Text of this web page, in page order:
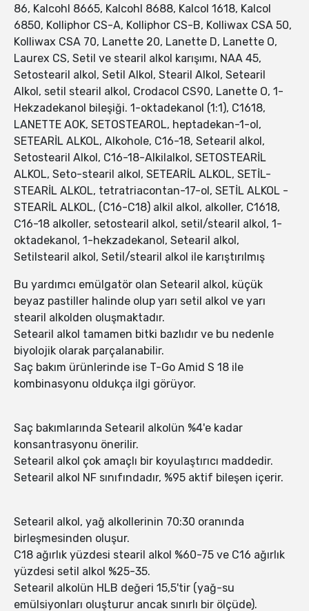
86, Kalcohl 8665, Kalcohl 8688, Kalcol 1618, Kalcol
6850, Kolliphor CS-A, Kolliphor CS-B, Kolliwax CSA 50,
Kolliwax CSA 70, Lanette 20, Lanette D, Lanette O,
Laurex CS, Setil ve stearil alkol karışımı, NAA 45,
Setostearil alkol, Setil Alkol, Stearil Alkol, Setearil
Alkol, setil stearil alkol, Crodacol CS90, Lanette O, 1-
Hekzadekanol bileşiği. 1-oktadekanol (1:1), C1618,
LANETTE AOK, SETOSTEAROL, heptadekan-1-ol,
SETEARİL ALKOL, Alkohole, C16-18, Setearil alkol,
Setostearil Alkol, C16-18-Alkilalkol, SETOSTEARİL
ALKOL, Seto-stearil alkol, SETEARİL ALKOL, SETİL-
STEARİL ALKOL, tetratriacontan-17-ol, SETİL ALKOL -
STEARİL ALKOL, (C16-C18) alkil alkol, alkoller, C1618,
C16-18 alkoller, setostearil alkol, setil/stearil alkol, 1-
oktadekanol, 1-hekzadekanol, Setearil alkol,
Setilstearil alkol, Setil/stearil alkol ile karıştırılmış
Bu yardımcı emülgatör olan Setearil alkol, küçük
beyaz pastiller halinde olup yarı setil alkol ve yarı
stearil alkolden oluşmaktadır.
Setearil alkol tamamen bitki bazlıdır ve bu nedenle
biyolojik olarak parçalanabilir.
Saç bakım ürünlerinde ise T-Go Amid S 18 ile
kombinasyonu oldukça ilgi görüyor.
Saç bakımlarında Setearil alkolün %4'e kadar
konsantrasyonu önerilir.
Setearil alkol çok amaçlı bir koyulaştırıcı maddedir.
Setearil alkol NF sınıfındadır, %95 aktif bileşen içerir.
Setearil alkol, yağ alkollerinin 70:30 oranında
birleşmesinden oluşur.
C18 ağırlık yüzdesi stearil alkol %60-75 ve C16 ağırlık
yüzdesi setil alkol %25-35.
Setearil alkolün HLB değeri 15,5'tir (yağ-su
emülsiyonları oluşturur ancak sınırlı bir ölçüde).